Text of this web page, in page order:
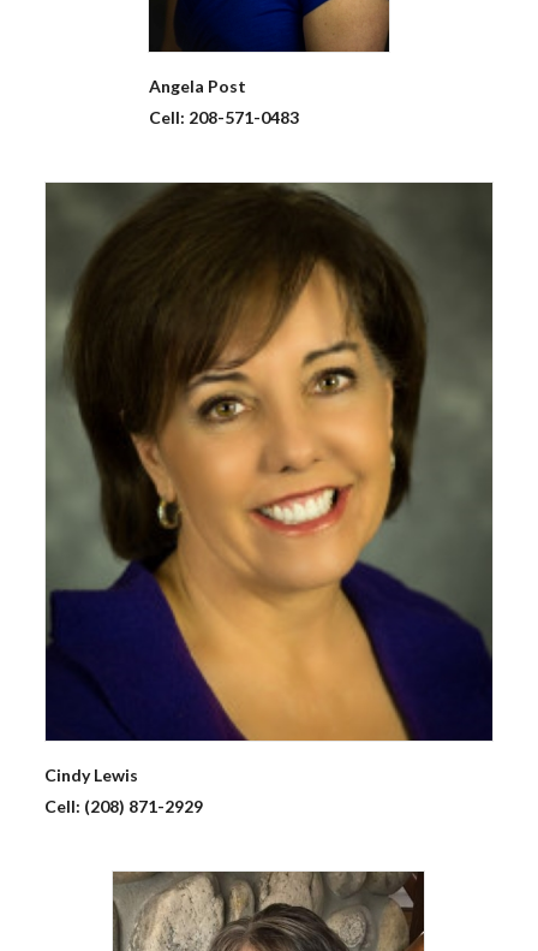
Angela Post
Cell: 208-571-0483
CindyLewis
Cell: (208) 871-2929